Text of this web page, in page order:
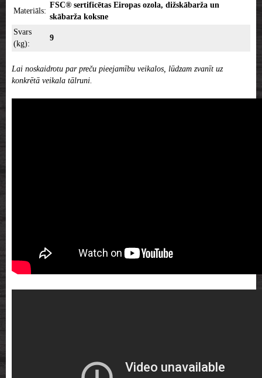
Materiāls:
FSC® sertificētas Eiropas ozola, dižskābarža un
skābarža koksne
Svars
(kg):
9
Lai noskaidrotu par preču pieejamību veikalos, lūdzam zvanīt uz
konkrētā veikala tālruni.